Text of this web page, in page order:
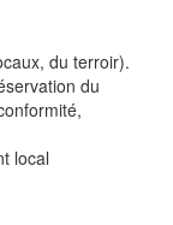
du terroir).
du
local